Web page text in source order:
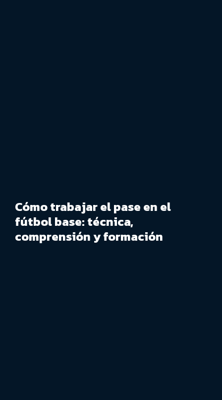
Cómo trabajar el pase en el
fútbol base: técnica,
comprensión y formación